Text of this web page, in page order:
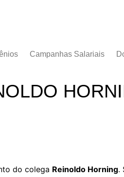
Campanhas Salariais
Campanha Salarial
do colega Reinoldo Horning.